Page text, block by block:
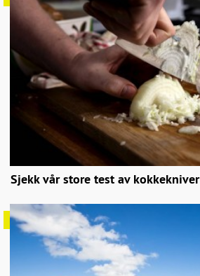
Sjekk vår store test av kokkekniver